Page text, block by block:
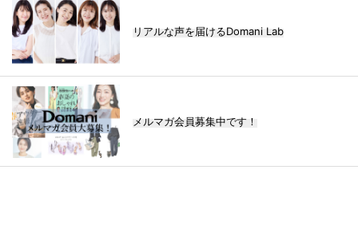
リアルな声を届けるDomani Lab
メルマガ会員募集中です！